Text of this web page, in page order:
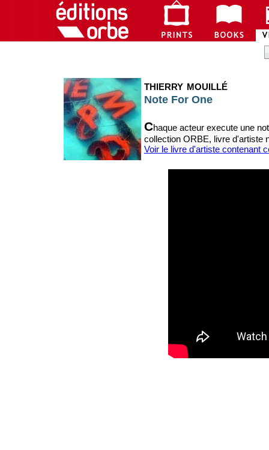
thierry mouillé
Note For One
Chaque acteur execute une
collection ORBE, livre d'artiste
Voir le livre d'artiste contenant